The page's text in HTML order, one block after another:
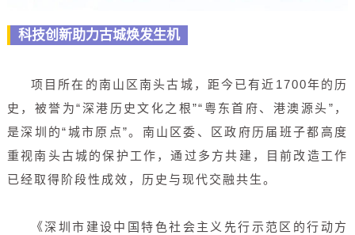
科技创新助力古城焕发生机
项目所在的南山区南头古城，距今已有近1700年的历
史，被誉为“深港历史文化之根”“粤东首府、港澳源头”，
是深圳的“城市原点”。南山区委、区政府历届班子都高度
重视南头古城的保护工作，通过多方共建，目前改造工作
已经取得阶段性成效，历史与现代交融共生。
《深圳市建设中国特色社会主义先行示范区的行动方